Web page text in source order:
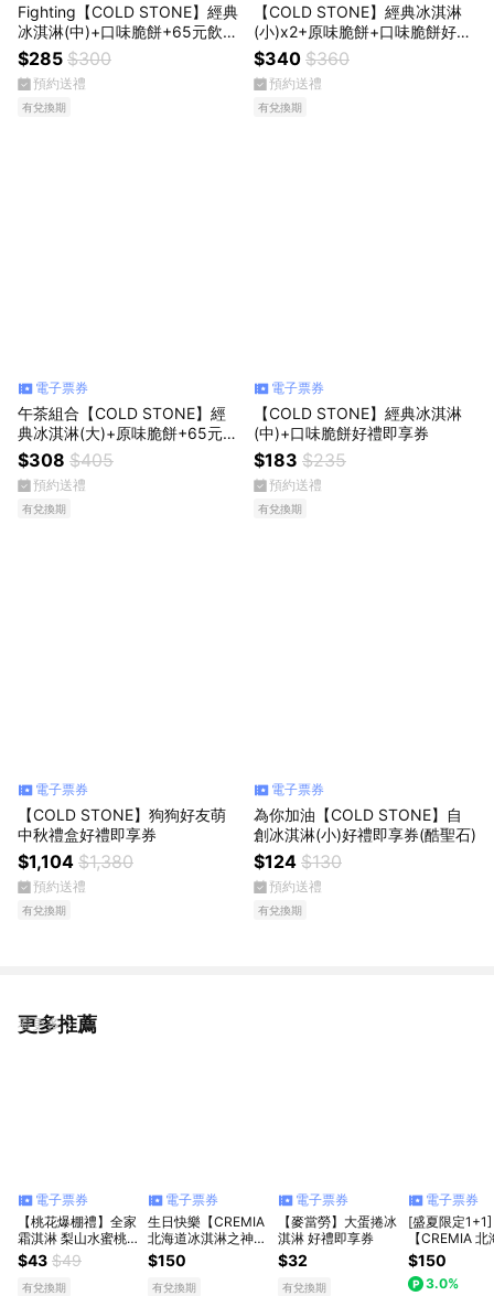
Fighting【COLD STONE】經典
冰淇淋(中)+口味脆餅+65元飲品
好禮即享券(酷聖石)
$285 $300
預約送禮
有兌換期
【COLD STONE】經典冰淇淋
(小)x2+原味脆餅+口味脆餅好禮
即享券(酷聖石)
$340 $360
預約送禮
有兌換期
電子票券
午茶組合【COLD STONE】經
典冰淇淋(大)+原味脆餅+65元飲
品x2好禮即享券(酷聖石)
$308 $405
預約送禮
有兌換期
電子票券
【COLD STONE】經典冰淇淋
(中)+口味脆餅好禮即享券
$183 $235
預約送禮
有兌換期
電子票券
【COLD STONE】狗狗好友萌
中秋禮盒好禮即享券
$1,104 $1,380
預約送禮
有兌換期
電子票券
為你加油【COLD STONE】自
創冰淇淋(小)好禮即享券(酷聖石)
$124 $130
預約送禮
有兌換期
更多推薦
看更多
電子票券
【桃花爆棚禮】全家
霜淇淋 梨山水蜜桃
(口味不限)
$43 $49
有兌換期
電子票券
生日快樂【CREMIA
北海道冰淇淋之神】
冰淇淋(150元口味任
選)
$150
有兌換期
電子票券
【麥當勞】大蛋捲冰
淇淋 好禮即享券
$32
有兌換期
電子票券
[盛夏限定1+1]
【CREMIA
淇淋之神】冰
(150 元口味
$150
3.0%